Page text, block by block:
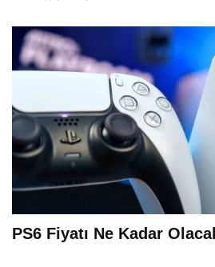
PS6 Fiyatı Ne Kadar